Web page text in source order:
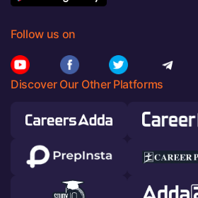
Follow us on
Discover Our Other Platforms